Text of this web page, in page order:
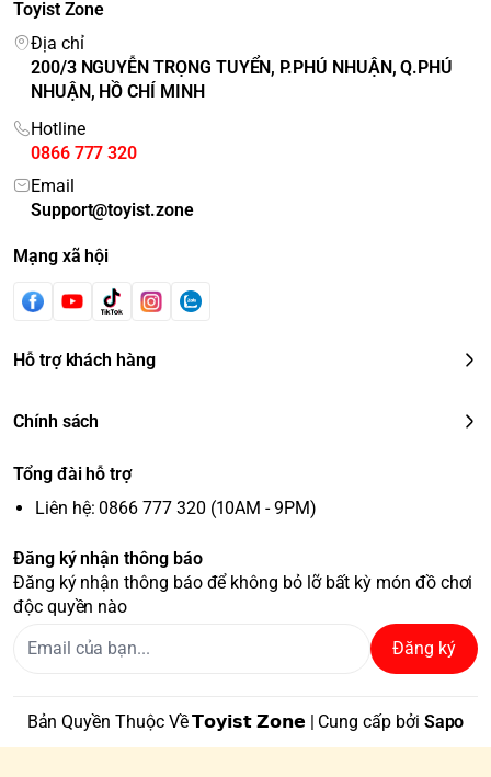
Toyist Zone
Địa chỉ
200/3 NGUYỄN TRỌNG TUYỂN, P.PHÚ NHUẬN, Q.PHÚ
NHUẬN, HỒ CHÍ MINH
Hotline
0866 777 320
Email
Support@toyist.zone
Mạng xã hội
Hỗ trợ khách hàng
Chính sách
Tổng đài hỗ trợ
Liên hệ: 0866 777 320 (10AM - 9PM)
Đăng ký nhận thông báo
Đăng ký nhận thông báo để không bỏ lỡ bất kỳ món đồ chơi
độc quyền nào
Đăng ký
Bản Quyền Thuộc Về 𝗧𝗼𝘆𝗶𝘀𝘁 𝗭𝗼𝗻𝗲 | Cung cấp bởi Sapo